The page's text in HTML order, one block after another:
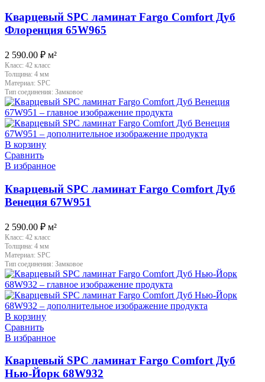
Кварцевый SPC ламинат Fargo Comfort Дуб
Флоренция 65W965
2 590.00 ₽ м²
Класс: 42 класс
Толщина: 4 мм
Материал: SPC
Тип соединения: Замковое
В корзину
Сравнить
В избранное
Кварцевый SPC ламинат Fargo Comfort Дуб
Венеция 67W951
2 590.00 ₽ м²
Класс: 42 класс
Толщина: 4 мм
Материал: SPC
Тип соединения: Замковое
В корзину
Сравнить
В избранное
Кварцевый SPC ламинат Fargo Comfort Дуб
Нью-Йорк 68W932